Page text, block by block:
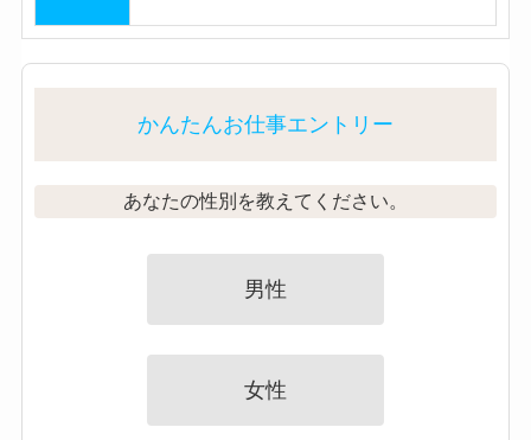
かんたんお仕事エントリー
あなたの性別を教えてください。
男性
女性